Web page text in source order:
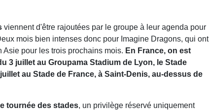
viennent d'être rajoutées par le groupe à leur agenda pour
mois bien intenses donc pour Imagine Dragons, qui ont
pour les trois prochains mois. En France, on est
3 juillet au Groupama Stadium de Lyon, le Stade
au Stade de France, à Saint-Denis, au-dessus de
tournée des stades, un privilège réservé uniquement